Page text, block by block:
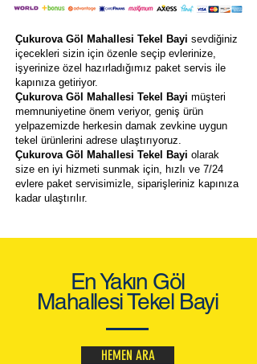
Çukurova Göl Mahallesi Tekel Bayi sevdiğiniz
içecekleri sizin için özenle seçip evlerinize,
işyerinize özel hazırladığımız paket servis ile
kapınıza getiriyor.
Çukurova Göl Mahallesi Tekel Bayi müşteri
memnuniyetine önem veriyor, geniş ürün
yelpazemizde herkesin damak zevkine uygun
tekel ürünlerini adrese ulaştırıyoruz.
Çukurova Göl Mahallesi Tekel Bayi olarak
size en iyi hizmeti sunmak için, hızlı ve 7/24
evlere paket servisimizle, siparişleriniz kapınıza
kadar ulaştırılır.
En Yakın Göl
Mahallesi Tekel Bayi
HEMEN ARA